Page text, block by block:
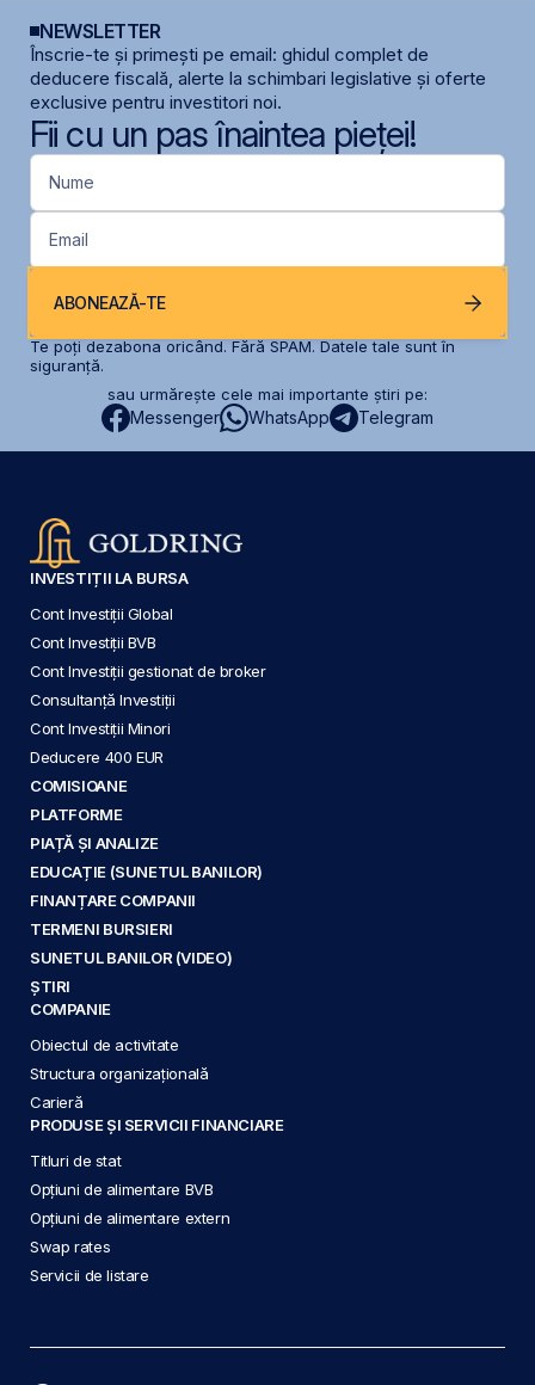
NEWSLETTER
Înscrie-te și primești pe email: ghidul complet de
deducere fiscală, alerte la schimbari legislative și oferte
exclusive pentru investitori noi.
Fii cu un pas înaintea pieței!
Nume
Email
ABONEAZĂ-TE
Te poți dezabona oricând. Fără SPAM. Datele tale sunt în
siguranță.
sau urmărește cele mai importante știri pe:
Messenger WhatsApp Telegram
INVESTIȚII LA BURSA
Cont Investiții Global
Cont Investiții BVB
Cont Investiții gestionat de broker
Consultanță Investiții
Cont Investiții Minori
Deducere 400 EUR
COMISIOANE
PLATFORME
PIAȚĂ ȘI ANALIZE
EDUCAȚIE (SUNETUL BANILOR)
FINANȚARE COMPANII
TERMENI BURSIERI
SUNETUL BANILOR (VIDEO)
ȘTIRI
COMPANIE
Obiectul de activitate
Structura organizațională
Carieră
PRODUSE ȘI SERVICII FINANCIARE
Titluri de stat
Opțiuni de alimentare BVB
Opțiuni de alimentare extern
Swap rates
Servicii de listare